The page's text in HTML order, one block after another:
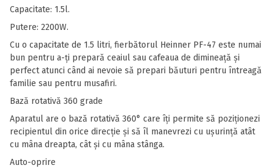
Capacitate: 1.5l.
Putere: 2200W.
Cu o capacitate de 1.5 litri, fierbătorul Heinner PF-47 este numai
bun pentru a-ți prepară ceaiul sau cafeaua de dimineață și
perfect atunci când ai nevoie să prepari băuturi pentru întreagă
familie sau pentru musafiri.
Bază rotativă 360 grade
Aparatul are o bază rotativă 360° care îți permite să poziționezi
recipientul din orice direcție și să îl manevrezi cu ușurință atât
cu mâna dreapta, cât și cu mâna stânga.
Auto-oprire